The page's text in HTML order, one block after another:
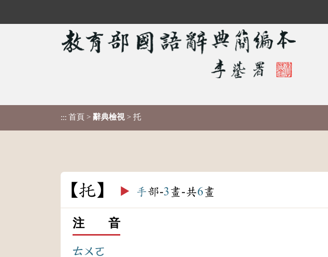
::: 首頁 > 辭典檢視 > 托
托 ▶️ 手部-3 畫-共6畫
注 音
ㄊㄨㄛ